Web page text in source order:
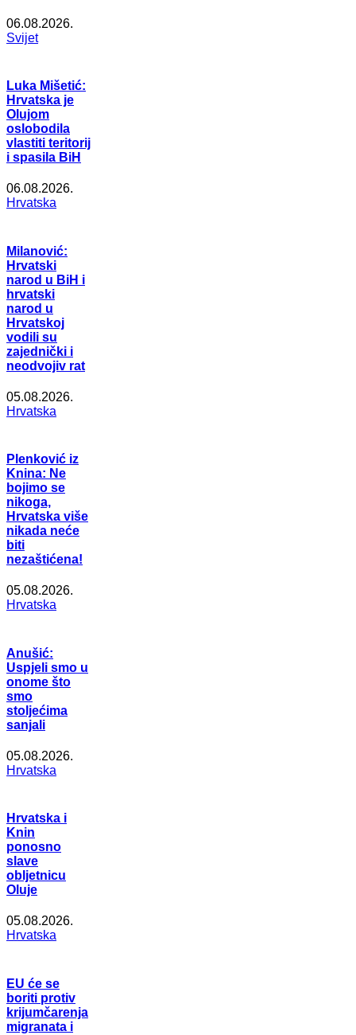
06.08.2026.
Svijet
Luka Mišetić:
Hrvatska je
Olujom
oslobodila
vlastiti teritorij
i spasila BiH
06.08.2026.
Hrvatska
Milanović:
Hrvatski
narod u BiH i
hrvatski
narod u
Hrvatskoj
vodili su
zajednički i
neodvojiv rat
05.08.2026.
Hrvatska
Plenković iz
Knina: Ne
bojimo se
nikoga,
Hrvatska više
nikada neće
biti
nezaštićena!
05.08.2026.
Hrvatska
Anušić:
Uspjeli smo u
onome što
smo
stoljećima
sanjali
05.08.2026.
Hrvatska
Hrvatska i
Knin
ponosno
slave
obljetnicu
Oluje
05.08.2026.
Hrvatska
EU će se
boriti protiv
krijumčarenja
migranata i